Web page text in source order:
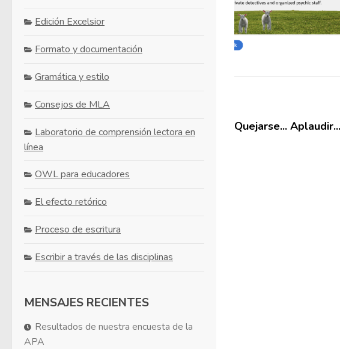
Quejarse...
Edición Excelsior
Formato y documentación
Gramática y estilo
Consejos de MLA
Laboratorio de comprensión lectora en
línea
OWL para educadores
El efecto retórico
Proceso de escritura
Escribir a través de las disciplinas
MENSAJES RECIENTES
Resultados de nuestra encuesta de la
APA